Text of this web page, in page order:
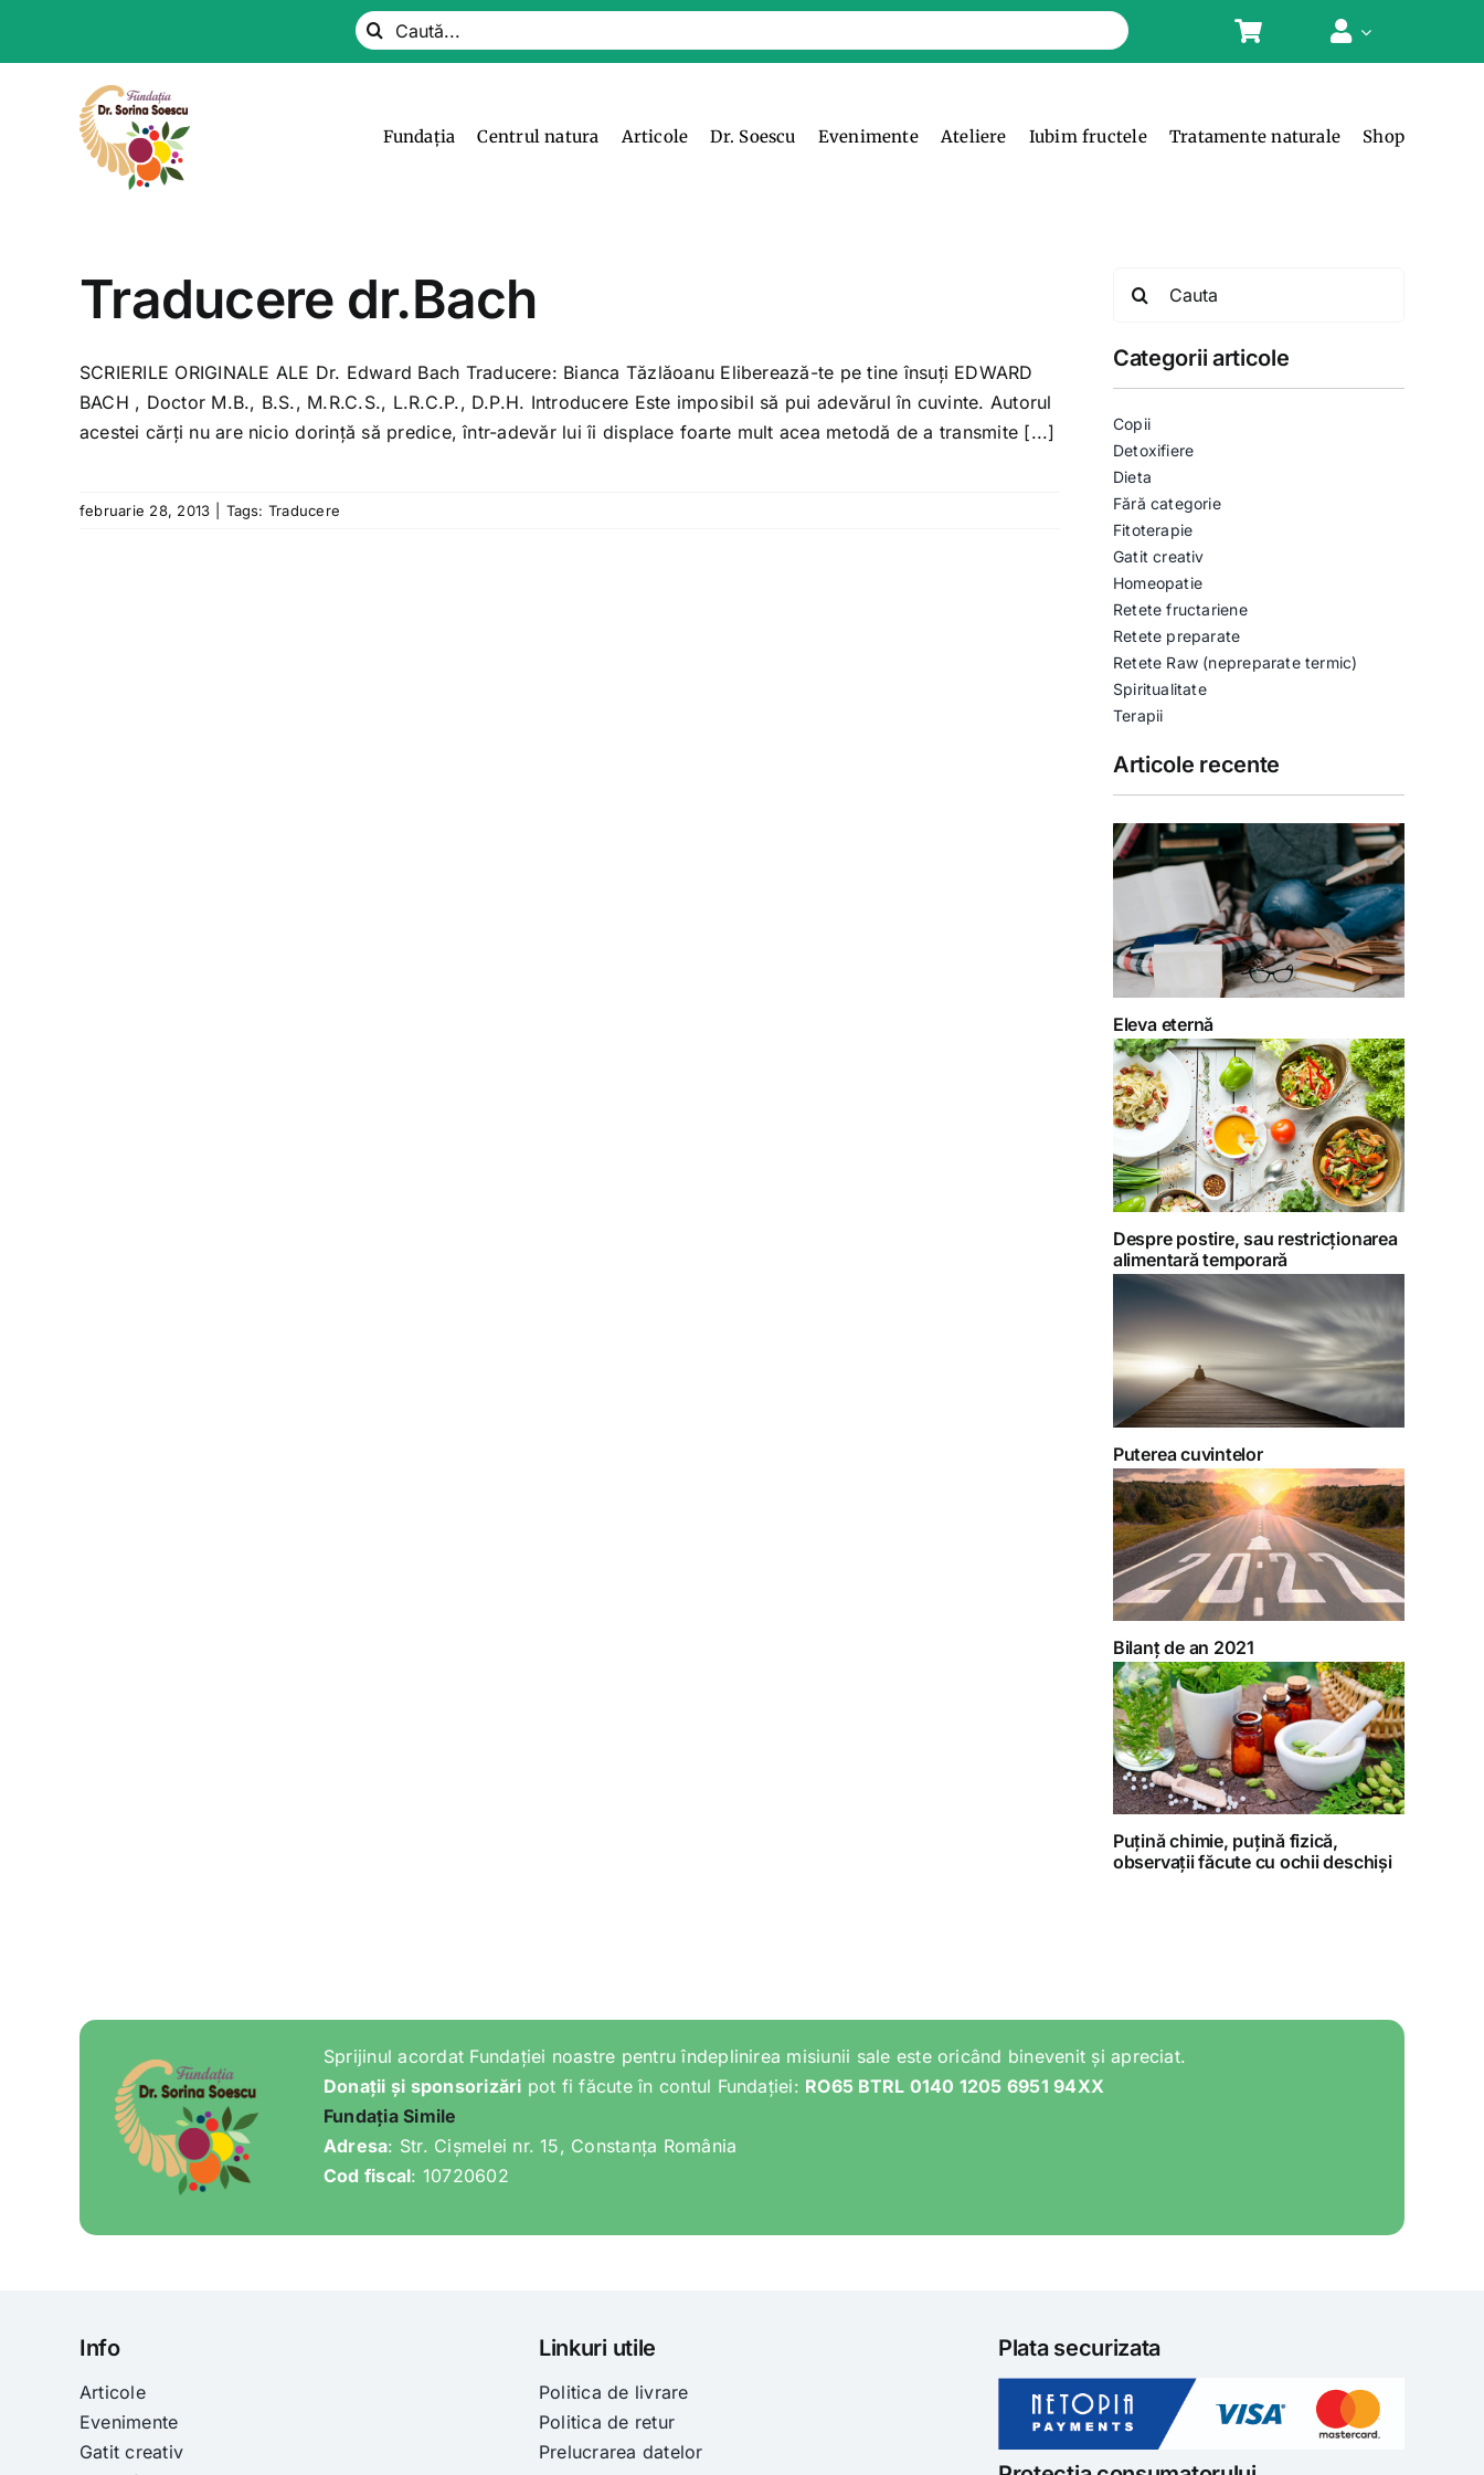
Search
for:
Fundația Centrul natura Articole Dr. Soescu Evenimente Ateliere Iubim fructele Tratamente naturale Shop
Traducere dr.Bach
SCRIERILE ORIGINALE ALE Dr. Edward Bach Traducere: Bianca Tăzlăoanu Eliberează-te pe tine însuţi EDWARD
BACH , Doctor M.B., B.S., M.R.C.S., L.R.C.P., D.P.H. Introducere Este imposibil să pui adevărul în cuvinte. Autorul
acestei cărţi nu are nicio dorinţă să predice, într-adevăr lui îi displace foarte mult acea metodă de a transmite [...]
februarie 28, 2013 Tags: Traducere
Categorii articole
Copii
Detoxifiere
Dieta
Fără categorie
Fitoterapie
Gatit creativ
Homeopatie
Retete fructariene
Retete preparate
Retete Raw (nepreparate termic)
Spiritualitate
Terapii
Articole recente
Eleva eternă
Despre postire, sau restricționarea
alimentară temporară
Puterea cuvintelor
Bilanț de an 2021
Puțină chimie, puțină fizică,
observații făcute cu ochii deschiși
Sprijinul acordat Fundației noastre pentru îndeplinirea misiunii sale este oricând binevenit și apreciat.
Donații și sponsorizări pot fi făcute în contul Fundației: RO65 BTRL 0140 1205 6951 94XX
Fundația Simile
Adresa: Str. Cișmelei nr. 15, Constanța România
Cod fiscal: 10720602
Info
Articole
Evenimente
Gatit creativ
Linkuri utile
Politica de livrare
Politica de retur
Prelucrarea datelor
Plata securizata